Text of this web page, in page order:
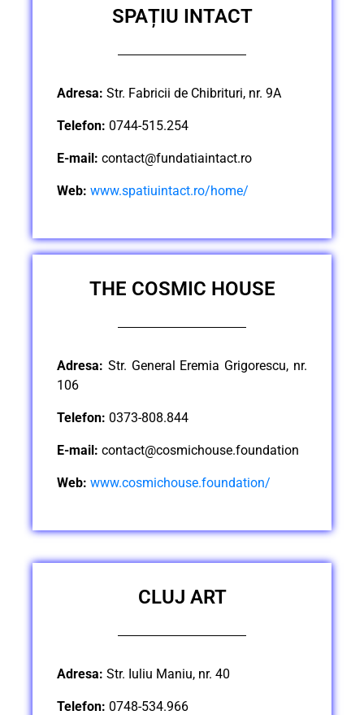
SPAȚIU INTACT
Adresa: Str. Fabricii de Chibrituri, nr. 9A
Telefon: 0744-515.254
E-mail: contact@fundatiaintact.ro
Web: www.spatiuintact.ro/home/
THE COSMIC HOUSE
Adresa: Str. General Eremia Grigorescu, nr.
106
Telefon: 0373-808.844
E-mail: contact@cosmichouse.foundation
Web: www.cosmichouse.foundation/
CLUJ ART
Adresa: Str. Iuliu Maniu, nr. 40
Telefon: 0748-534.966